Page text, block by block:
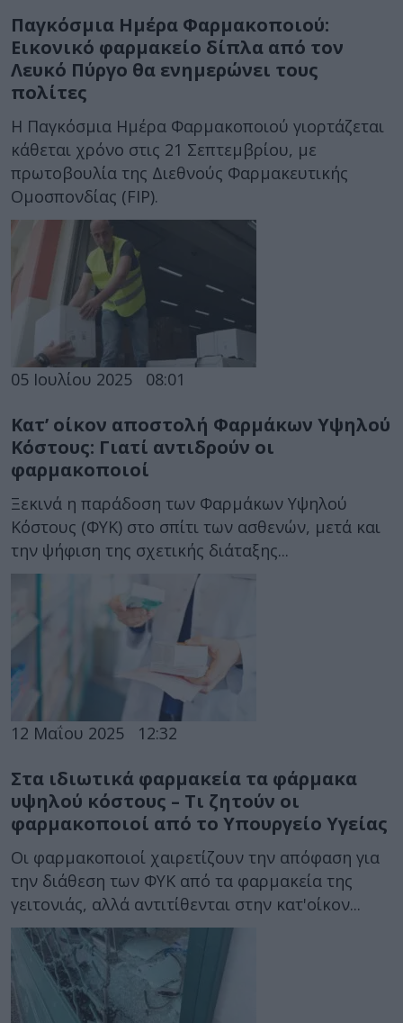
Παγκόσμια Ημέρα Φαρμακοποιού:
Εικονικό φαρμακείο δίπλα από τον
Λευκό Πύργο θα ενημερώνει τους
πολίτες
H Παγκόσμια Ημέρα Φαρμακοποιού γιορτάζεται
κάθεται χρόνο στις 21 Σεπτεμβρίου, με
πρωτοβουλία της Διεθνούς Φαρμακευτικής
Ομοσπονδίας (FIP).
05 Ιουλίου 2025 08:01
Κατ’ οίκον αποστολή Φαρμάκων Υψηλού
Κόστους: Γιατί αντιδρούν οι
φαρμακοποιοί
Ξεκινά η παράδοση των Φαρμάκων Υψηλού
Κόστους (ΦΥΚ) στο σπίτι των ασθενών, μετά και
την ψήφιση της σχετικής διάταξης...
12 Μαΐου 2025 12:32
Στα ιδιωτικά φαρμακεία τα φάρμακα
υψηλού κόστους – Τι ζητούν οι
φαρμακοποιοί από το Υπουργείο Υγείας
Οι φαρμακοποιοί χαιρετίζουν την απόφαση για
την διάθεση των ΦΥΚ από τα φαρμακεία της
γειτονιάς, αλλά αντιτίθενται στην κατ'οίκον...